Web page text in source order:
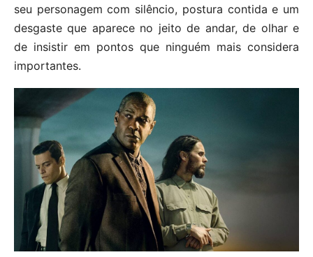
seu personagem com silêncio, postura contida e um
desgaste que aparece no jeito de andar, de olhar e
de insistir em pontos que ninguém mais considera
importantes.